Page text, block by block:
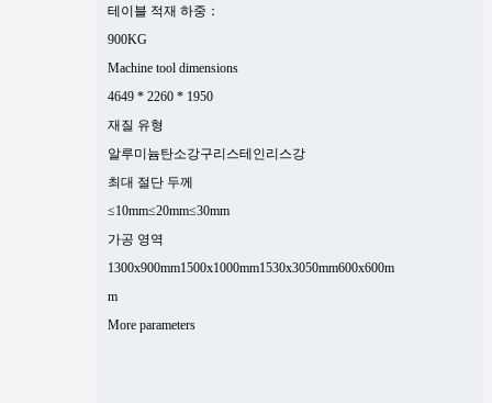
테이블 적재 하중：
900KG
Machine tool dimensions
4649 * 2260 * 1950
재질 유형
알루미늄탄소강구리스테인리스강
최대 절단 두께
≤10mm≤20mm≤30mm
가공 영역
1300x900mm1500x1000mm1530x3050mm600x600m
m
More parameters